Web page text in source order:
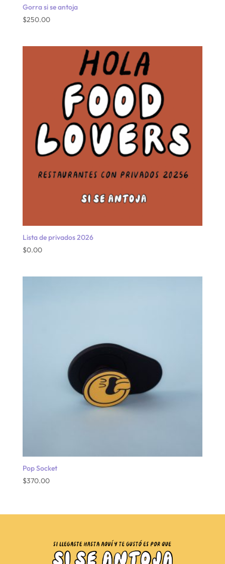
Gorra si se antoja
$250.00
Lista de privados 2026
$0.00
Pop Socket
$370.00